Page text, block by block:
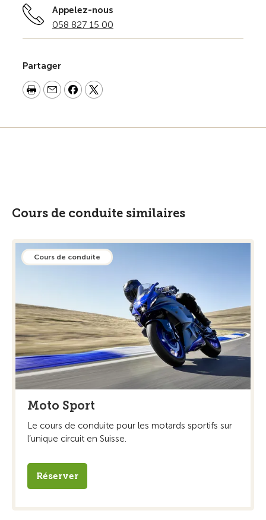
Appelez-nous
058 827 15 00
Partager
Cours de conduite similaires
Cours de conduite
Moto Sport
Le cours de conduite pour les motards sportifs sur
l’unique circuit en Suisse.
Réserver